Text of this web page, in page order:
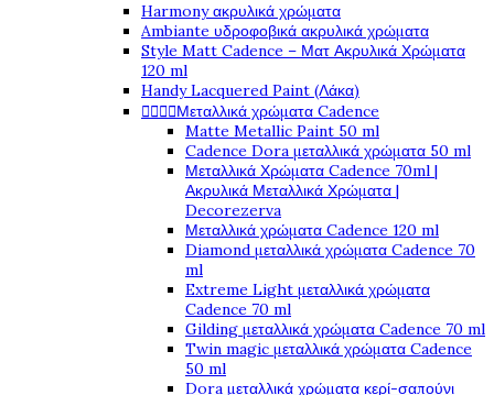
Harmony ακρυλικά χρώματα
Ambiante υδροφοβικά ακρυλικά χρώματα
Style Matt Cadence – Ματ Ακρυλικά Χρώματα
120 ml
Handy Lacquered Paint (Λάκα)
   Μεταλλικά χρώματα Cadence
Matte Metallic Paint 50 ml
Cadence Dora μεταλλικά χρώματα 50 ml
Μεταλλικά Χρώματα Cadence 70ml |
Ακρυλικά Μεταλλικά Χρώματα |
Decorezerva
Μεταλλικά χρώματα Cadence 120 ml
Diamond μεταλλικά χρώματα Cadence 70
ml
Extreme Light μεταλλικά χρώματα
Cadence 70 ml
Gilding μεταλλικά χρώματα Cadence 70 ml
Twin magic μεταλλικά χρώματα Cadence
50 ml
Dora μεταλλικά χρώματα κερί-σαπούνι